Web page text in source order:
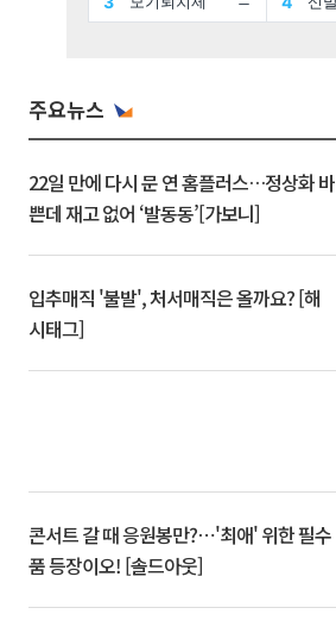
주요뉴스
22일 만에 다시 문 연 홈플러스…정상화 바
쁜데 재고 없어 ‘발동동’[가보니]
입추매직 '불발', 처서매직은 올까요? [해
시태그]
콘서트 갈 때 응원봉만?⋯'최애' 위한 필수
품 등장이오! [솔드아웃]